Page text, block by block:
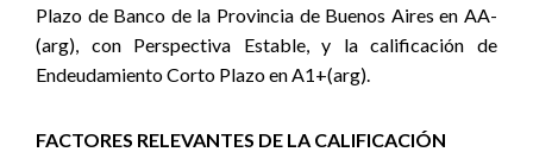
Plazo de Banco de la Provincia de Buenos Aires en AA-
(arg), con Perspectiva Estable, y la calificación de
Endeudamiento Corto Plazo en A1+(arg).
FACTORES RELEVANTES DE LA CALIFICACIÓN